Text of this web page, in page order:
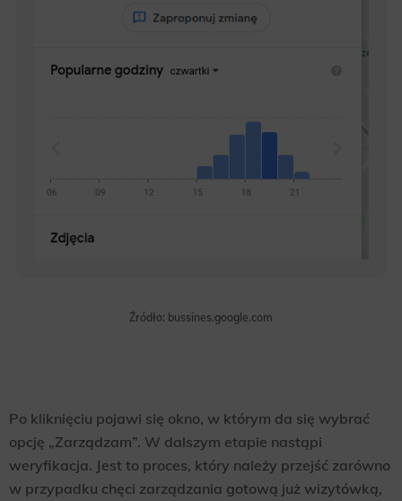
Źródło: bussines.google.com
Po kliknięciu pojawi się okno, w którym da się wybrać
opcję „Zarządzam”. W dalszym etapie nastąpi
weryfikacja. Jest to proces, który należy przejść zarówno
w przypadku chęci zarządzania gotową już wizytówką,